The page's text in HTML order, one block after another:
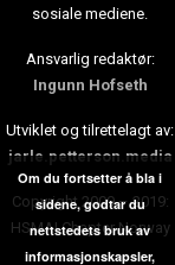
sosiale mediene.
Ansvarlig redaktør:
Ingunn Hofseth
Utviklet og tilrettelagt av:
jarle.petterson.media
Copyright 2009 – 2019:
HSMAI Chapter Norway
Om du fortsetter å bla i
sidene, godtar du
nettstedets bruk av
informasjonskapsler,